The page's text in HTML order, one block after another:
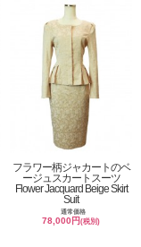
フラワー柄ジャカートのベ
ージュスカートスーツ
Flower Jacquard Beige Skirt
Suit
通常価格
78,000円(税別)